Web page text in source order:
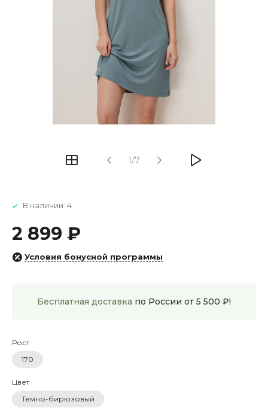
1/7
В наличии: 4
2 899 ₽
Условия бонусной программы
Бесплатная доставка по России от 5 500 ₽!
Рост
170
Цвет
Темно-бирюзовый